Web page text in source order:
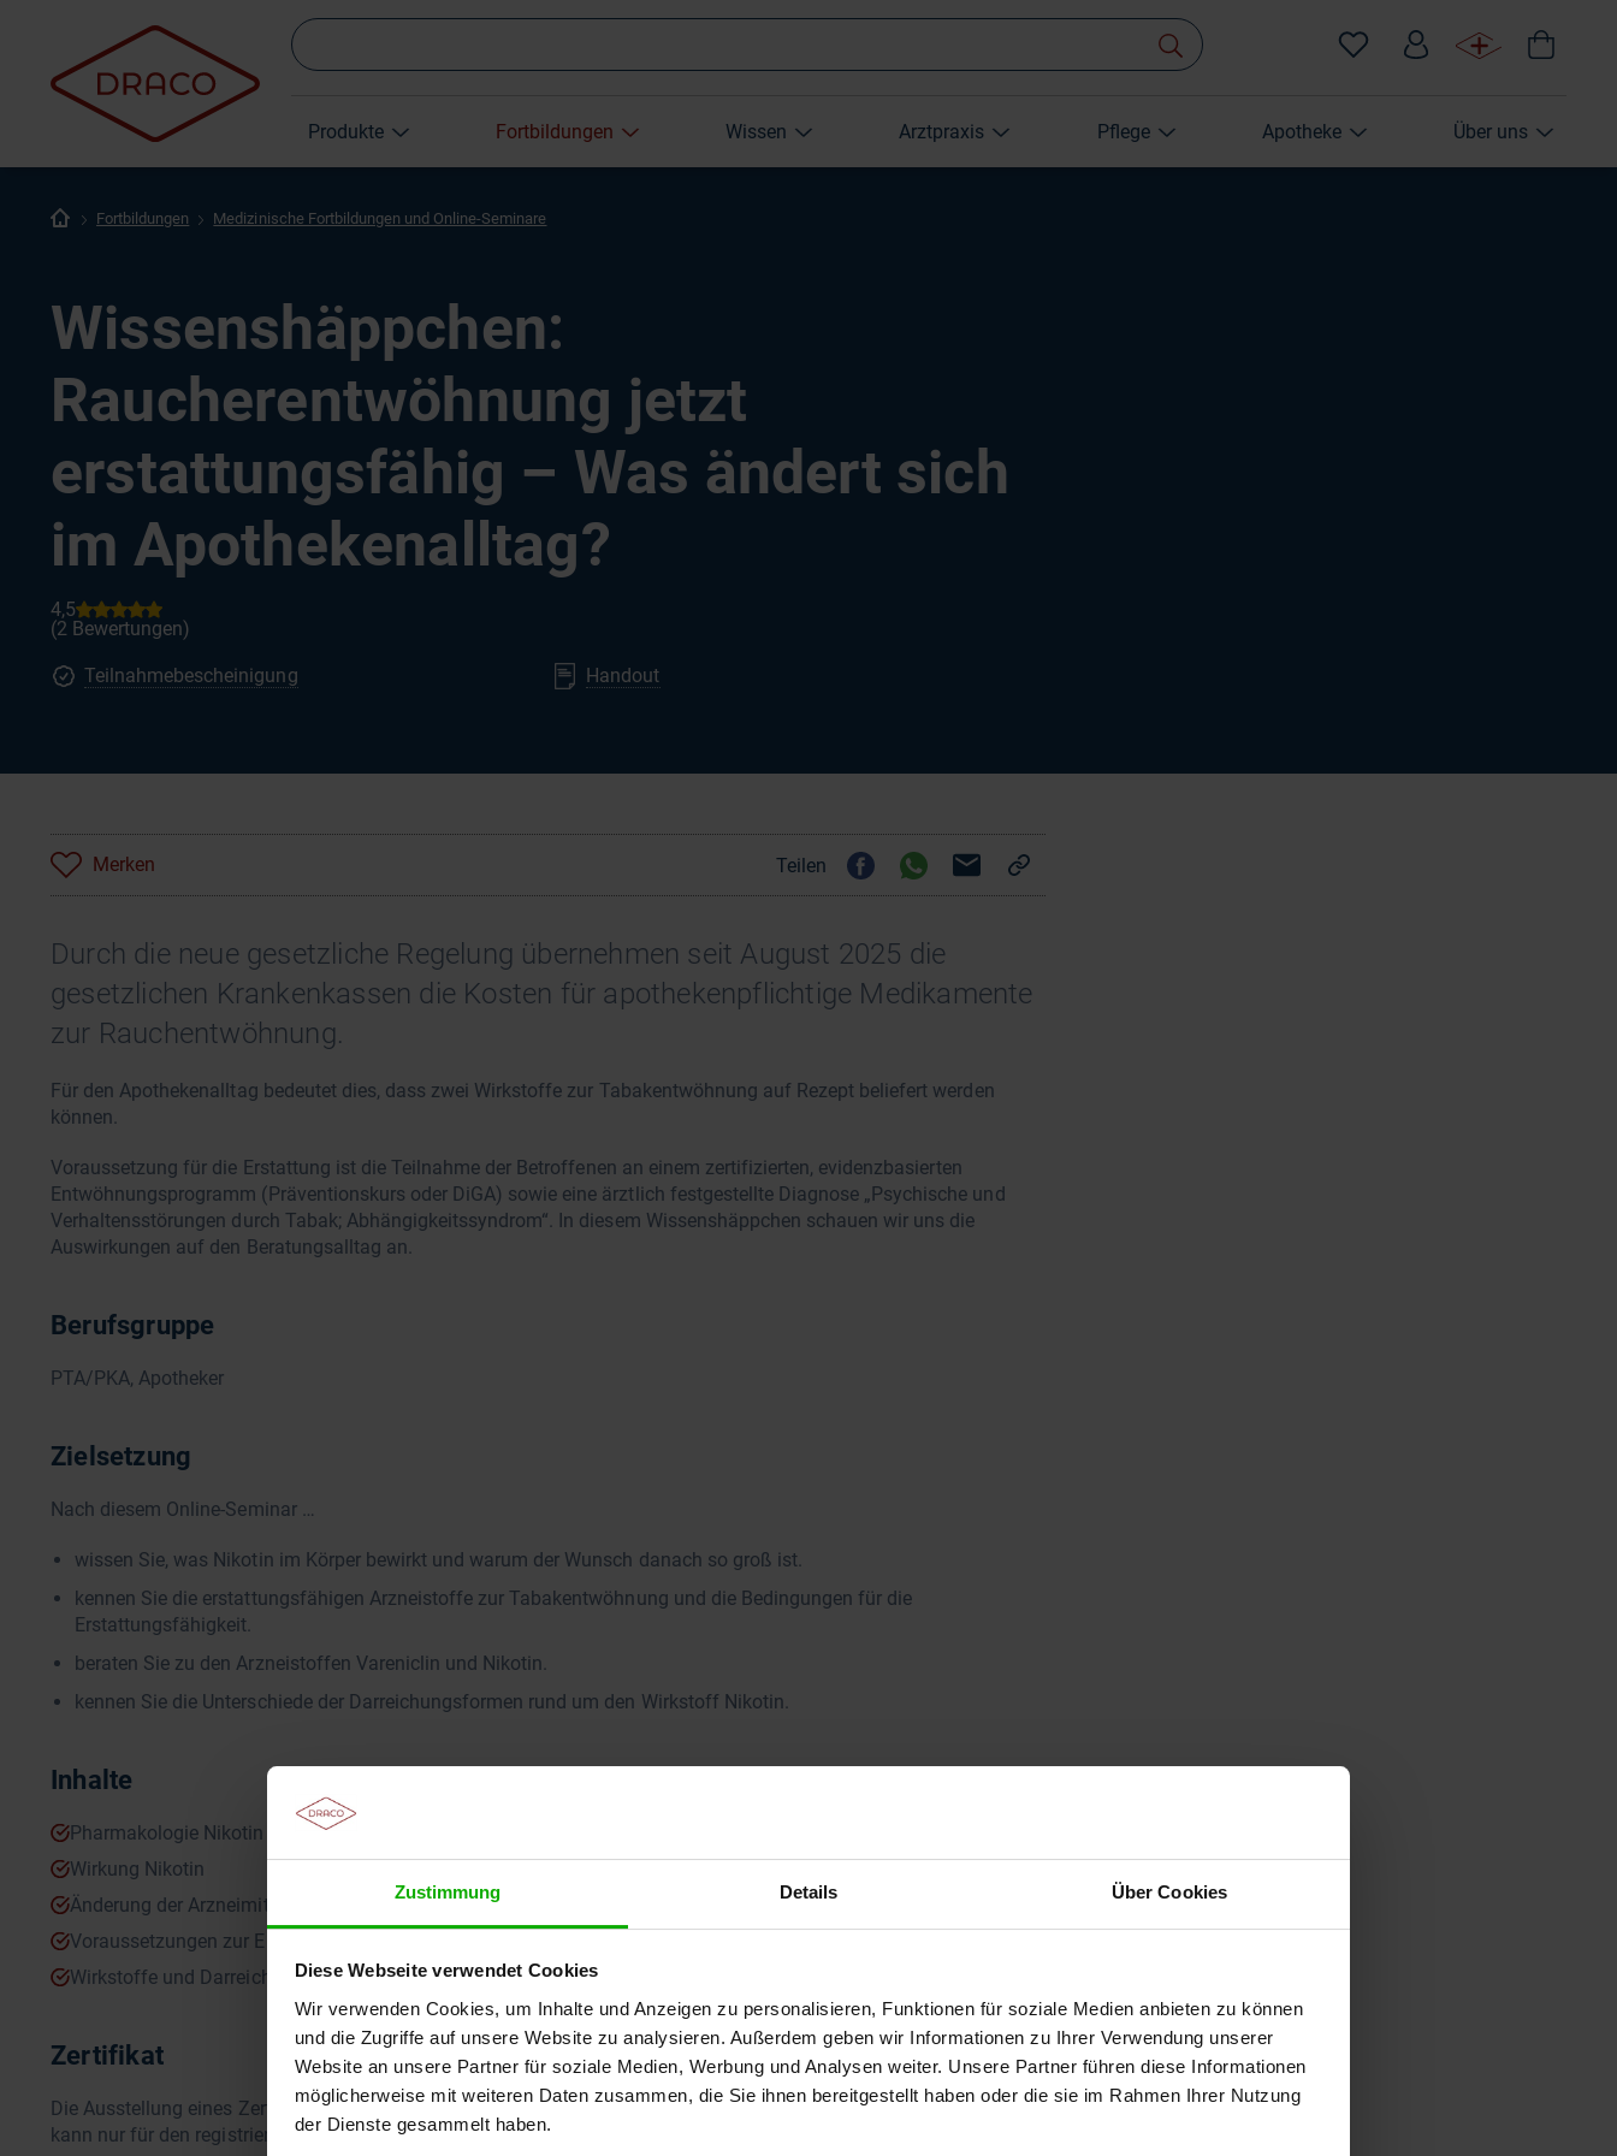
Zustimmung Details Über Cookies
Diese Webseite verwendet Cookies
Wir verwenden Cookies, um Inhalte und Anzeigen zu personalisieren, Funktionen für soziale Medien anbieten zu können
und die Zugriffe auf unsere Website zu analysieren. Außerdem geben wir Informationen zu Ihrer Verwendung unserer
Website an unsere Partner für soziale Medien, Werbung und Analysen weiter. Unsere Partner führen diese Informationen
möglicherweise mit weiteren Daten zusammen, die Sie ihnen bereitgestellt haben oder die sie im Rahmen Ihrer Nutzung
der Dienste gesammelt haben.
Produkte Fortbildungen Wissen Arztpraxis Pflege Apotheke Über uns
Fortbildungen Medizinische Fortbildungen und Online-Seminare
Wissenshäppchen:
Raucherentwöhnung jetzt
erstattungsfähig – Was ändert sich
im Apothekenalltag?
Teilnahmebescheinigung Handout
Merken Teilen
Durch die neue gesetzliche Regelung übernehmen seit August 2025 die
gesetzlichen Krankenkassen die Kosten für apothekenpflichtige Medikamente
zur Rauchentwöhnung.
Für den Apothekenalltag bedeutet dies, dass zwei Wirkstoffe zur Tabakentwöhnung auf Rezept beliefert werden
können.
Voraussetzung für die Erstattung ist die Teilnahme der Betroffenen an einem zertifizierten, evidenzbasierten
Entwöhnungsprogramm (Präventionskurs oder DiGA) sowie eine ärztlich festgestellte Diagnose „Psychische und
Verhaltensstörungen durch Tabak; Abhängigkeitssyndrom“. In diesem Wissenshäppchen schauen wir uns die
Auswirkungen auf den Beratungsalltag an.
Berufsgruppe
PTA/PKA, Apotheker
Zielsetzung
Nach diesem Online-Seminar …
wissen Sie, was Nikotin im Körper bewirkt und warum der Wunsch danach so groß ist.
kennen Sie die erstattungsfähigen Arzneistoffe zur Tabakentwöhnung und die Bedingungen für die
Erstattungsfähigkeit.
beraten Sie zu den Arzneistoffen Vareniclin und Nikotin.
kennen Sie die Unterschiede der Darreichungsformen rund um den Wirkstoff Nikotin.
Inhalte
Pharmakologie Nikotin
Wirkung Nikotin
Änderung der Arzneimittel-Richtlinie
Voraussetzungen zur Erstattungsfähigkeit
Wirkstoffe und Darreichungsformen
Zertifikat
Die Ausstellung eines Zertifikates setzt die vollständige Teilnahme an dem Online-Seminar voraus. Das Zertifikat
kann nur für den registrierten Teilnehmer ausgestellt werden.
Wonach